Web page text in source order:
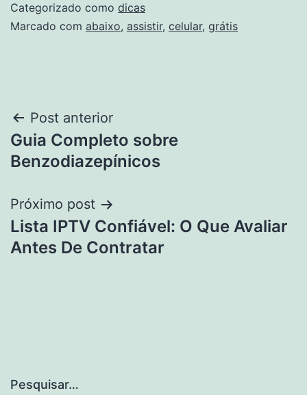
Categorizado como dicas
Marcado com abaixo, assistir, celular, grátis
Navegação
de
Post anterior
Guia Completo sobre
Benzodiazepínicos
Próximo post
Lista IPTV Confiável: O Que Avaliar
Antes De Contratar
Pesquisar…